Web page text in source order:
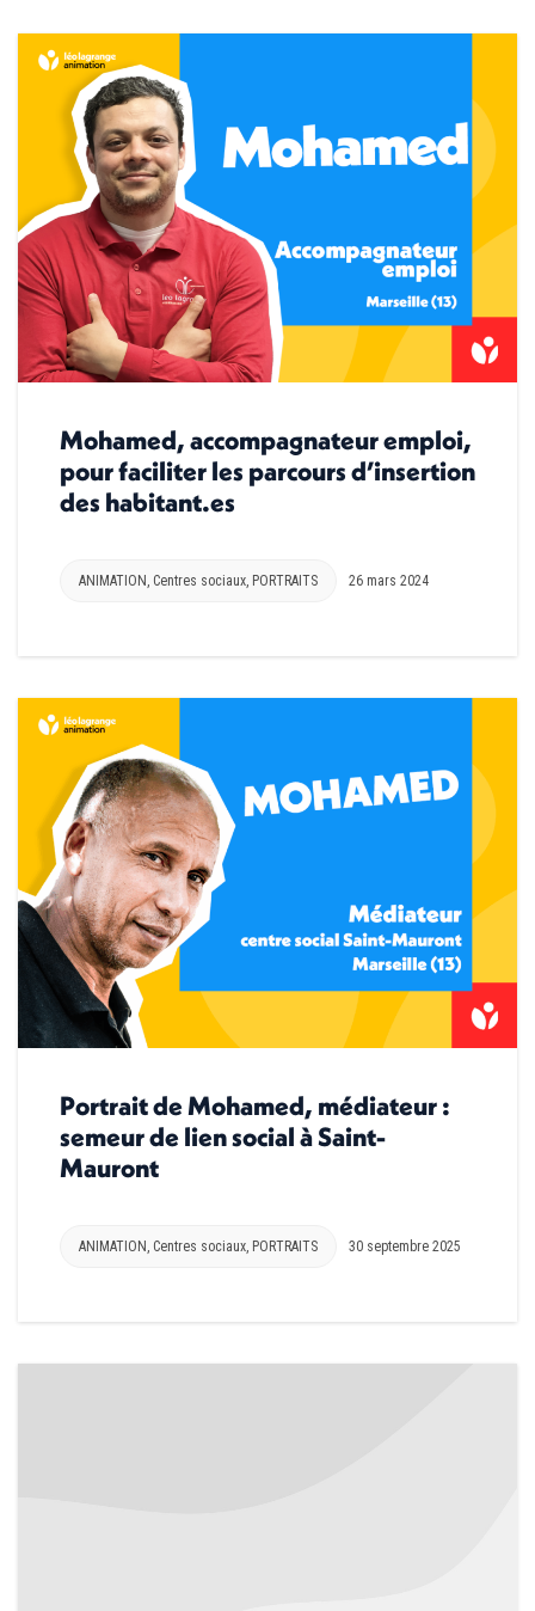
Mohamed, accompagnateur emploi,
pour faciliter les parcours d’insertion
des habitant.es
ANIMATION , Centres sociaux, PORTRAITS 26 mars 2024
Portrait de Mohamed, médiateur :
semeur de lien social à Saint-
Mauront
ANIMATION , Centres sociaux, PORTRAITS 30 septembre 2025